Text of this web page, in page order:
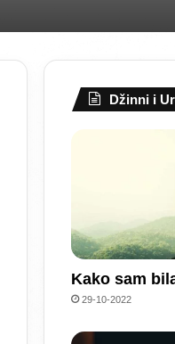
Džinni i
Kako sam
29-10-2022